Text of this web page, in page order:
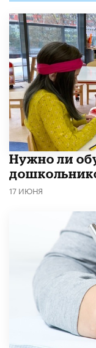
Нужно ли
17 ИЮНЯ